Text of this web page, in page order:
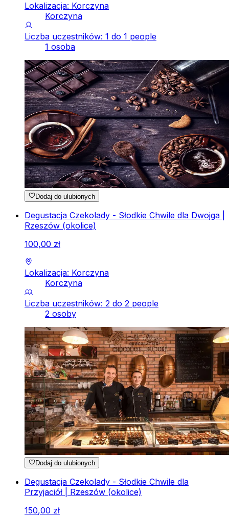
Lokalizacja: Korczyna
Korczyna
Liczba uczestników: 1 do 1 people
1 osoba
Dodaj do ulubionych
Degustacja Czekolady - Słodkie Chwile dla Dwojga |
Rzeszów (okolice)
100,00 zł
Lokalizacja: Korczyna
Korczyna
Liczba uczestników: 2 do 2 people
2 osoby
Dodaj do ulubionych
Degustacja Czekolady - Słodkie Chwile dla
Przyjaciół | Rzeszów (okolice)
150,00 zł